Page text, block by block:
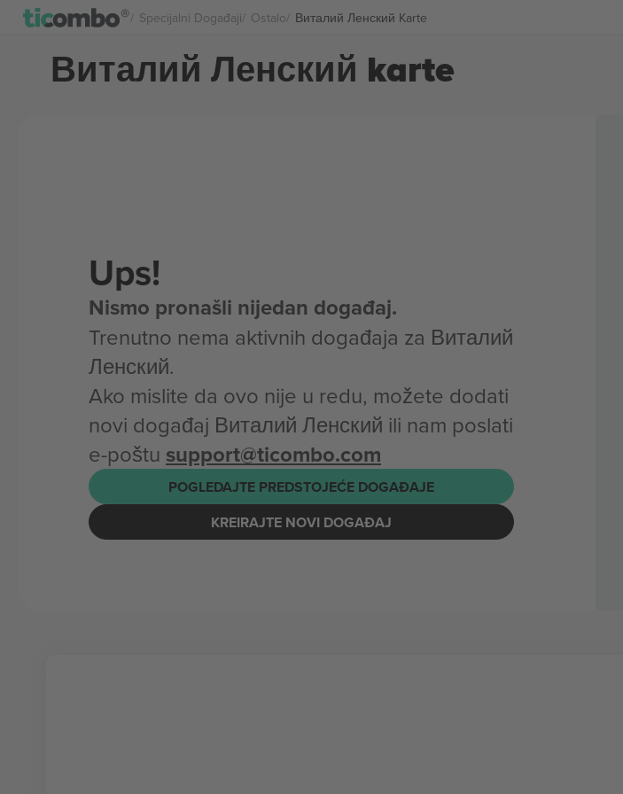
Specijalni Događaji Ostalo Виталий Ленский Karte
Виталий Ленский karte
Ups!
Nismo pronašli nijedan događaj.
Trenutno nema aktivnih događaja za Виталий
Ленский.
Ako mislite da ovo nije u redu, možete dodati
novi događaj Виталий Ленский ili nam poslati
e-poštu support@ticombo.com
POGLEDAJTE PREDSTOJEĆE DOGAĐAJE
KREIRAJTE NOVI DOGAĐAJ